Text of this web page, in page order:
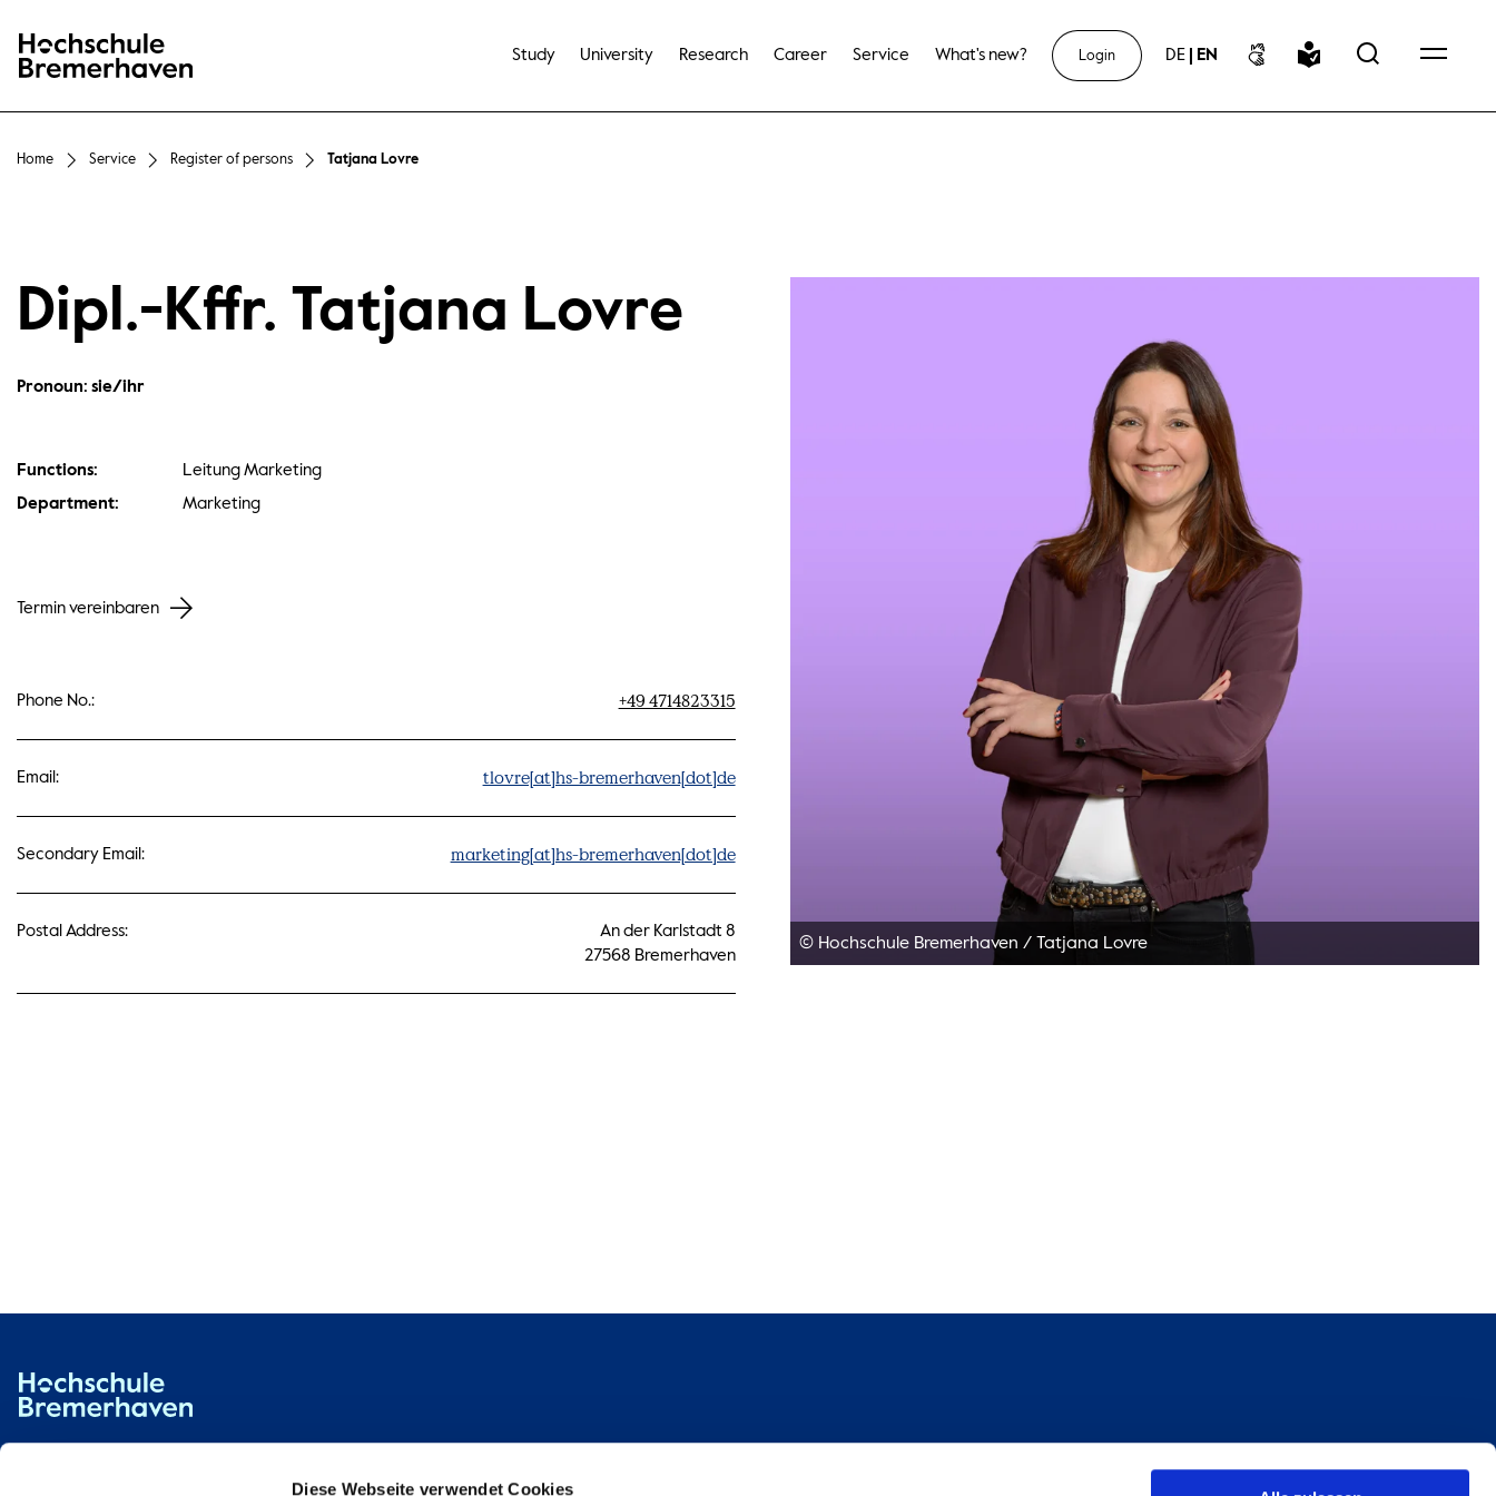
Diese Webseite verwendet Cookies
Hochschule Bremerhaven
Study University Research Career Service What's new? Login DE EN
Home Service Register of persons Tatjana Lovre
Dipl.-Kffr. Tatjana Lovre
Pronoun: sie/ihr
Functions:
Leitung Marketing
Department:
Marketing
Termin vereinbaren
Phone No.: +49 4714823315
Email: tlovre[at]hs-bremerhaven[dot]de
Secondary Email: marketing[at]hs-bremerhaven[dot]de
Postal Address:
An der Karlstadt 8
27568 Bremerhaven
© Hochschule Bremerhaven /Tatjana Lovre